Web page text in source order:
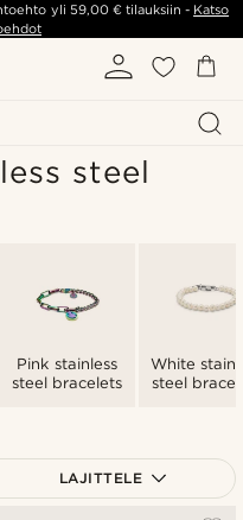
yli 59,00 €tilauksiin - Katso
steel
Pink stainless
steel bracelets
White
steel
LAJITTELE